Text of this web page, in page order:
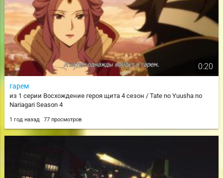
0:20
гарем
из 1 серии Восхождение героя щита 4 сезон / Tate no Yuusha no
Nariagari Season 4
1 год назад 77 просмотров